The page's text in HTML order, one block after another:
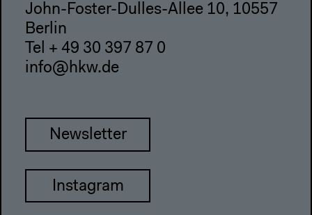
John-Foster-Dulles-Allee 10, 10557
Berlin
Tel + 49 30 397 87 0
info@hkw.de
Newsletter
Instagram